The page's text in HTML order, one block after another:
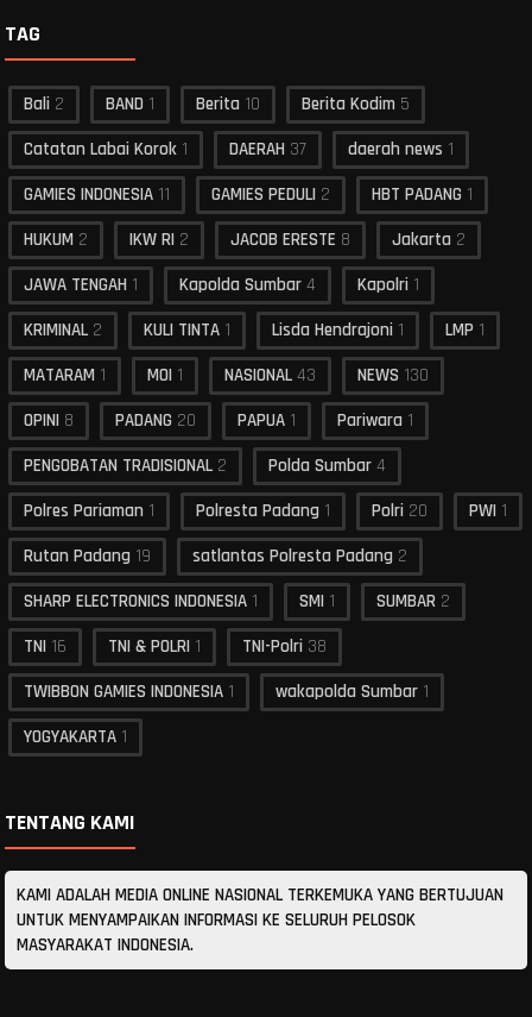
TAG
Bali 2 BAND 1 Berita 10 Berita Kodim 5
Catatan Labai Korok 1 DAERAH 37 daerah news 1
GAMIES INDONESIA 11 GAMIES PEDULI 2 HBT PADANG 1
HUKUM 2 IKW RI 2 JACOB ERESTE 8 Jakarta 2
JAWA TENGAH 1 Kapolda Sumbar 4 Kapolri 1
KRIMINAL 2 KULI TINTA 1 Lisda Hendrajoni 1 LMP 1
MATARAM 1 MOI 1 NASIONAL 43 NEWS 130
OPINI 8 PADANG 20 PAPUA 1 Pariwara 1
PENGOBATAN TRADISIONAL 2 Polda Sumbar 4
Polres Pariaman 1 Polresta Padang 1 Polri 20 PWI 1
Rutan Padang 19 satlantas Polresta Padang 2
SHARP ELECTRONICS INDONESIA 1 SMI 1 SUMBAR 2
TNI 16 TNI & POLRI 1 TNI-Polri 38
TWIBBON GAMIES INDONESIA 1 wakapolda Sumbar 1
YOGYAKARTA 1
TENTANG KAMI
KAMI ADALAH MEDIA ONLINE NASIONAL TERKEMUKA YANG BERTUJUAN
UNTUK MENYAMPAIKAN INFORMASI KE SELURUH PELOSOK
MASYARAKAT INDONESIA.